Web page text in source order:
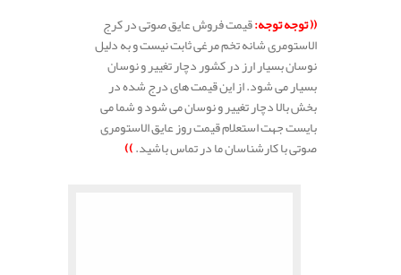
((توجه توجه:قیمت فروش عایق صوتی در کرج
الاستومری شانه تخم مرغی ثابت نیست و به دلیل
نوسان بسیار ارز در کشور دچار تغییر و نوسان
بسیار می شود. از این قیمت های درج شده در
بخش بالا دچار تغییر و نوسان می شود و شما می
بایست جهت استعلام قیمت روز عایق الاستومری
صوتی با کارشناسان ما در تماس باشید.))